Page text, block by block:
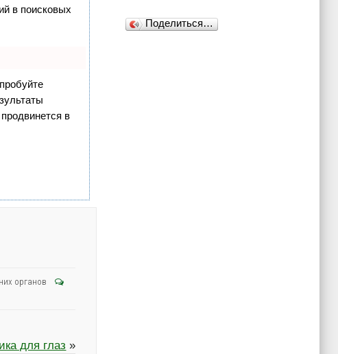
в поисковых
в
органов
для глаз »
Поделиться…